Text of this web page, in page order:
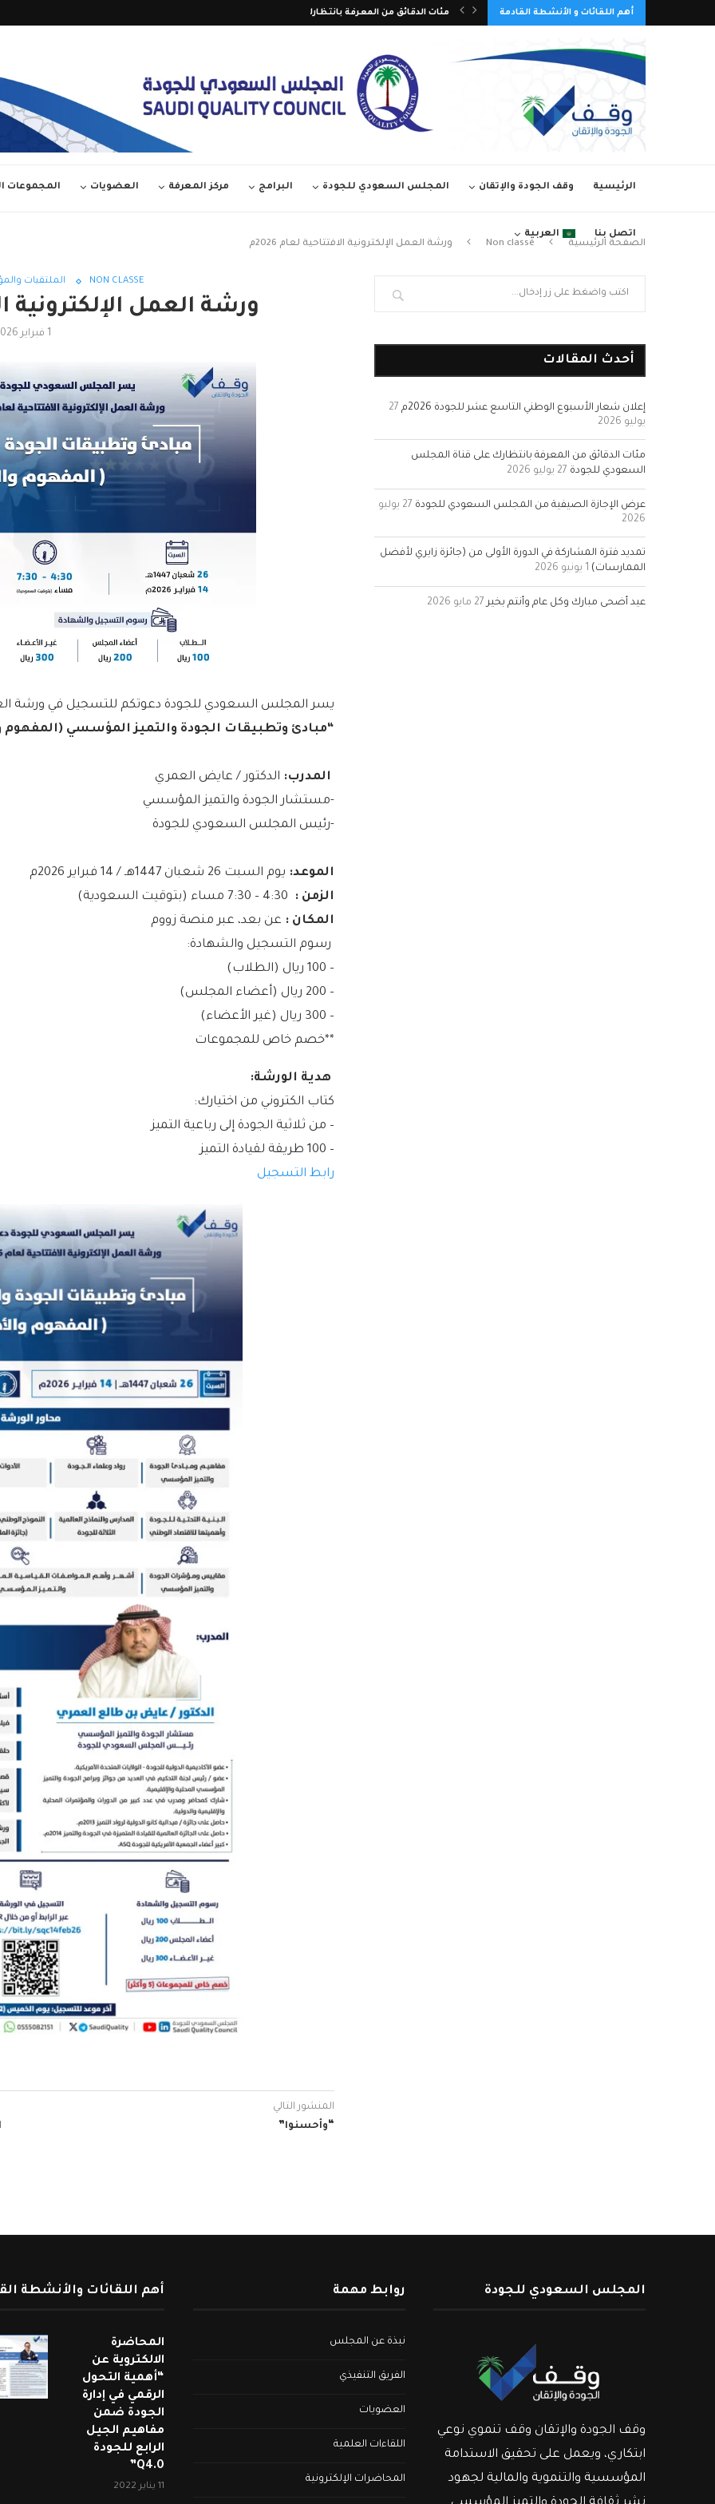
أهم اللقائات و الأنشطة القادمة مئات الدقائق من المعرفة بانتظارك على قناة المجلس...
الرئيسية وقف الجودة والإتقان المجلس السعودي للجودة البرامج مركز المعرفة العضويات المجموعات
اتصل بنا العربية
الصفحة الرئيسية Non classé ورشة العمل الإلكترونية الافتتاحية لعام 2026م
NON CLASSÉ الملتقيات
ورشة العمل الإلكترونية
1 فبراير 2026
يسر المجلس السعودي للجودة دعوتكم للتسجيل في ورشة العمل
“مبادئ وتطبيقات الجودة والتميز المؤسسي (المفهوم
المدرب: الدكتور / عايض العمري
-مستشار الجودة والتميز المؤسسي
-رئيس المجلس السعودي للجودة
الموعد: يوم السبت 26 شعبان 1447هـ / 14 فبراير 2026م
الزمن :
المكان : عن بعد، عبر منصة زووم
رسوم التسجيل والشهادة:
– 100 ريال (الطلاب)
– 200 ريال (أعضاء المجلس)
– 300 ريال (غير الأعضاء)
**خصم خاص للمجموعات
هدية الورشة:
كتاب الكتروني من اختيارك:
– من ثلاثية الجودة إلى رباعية التميز
– 100 طريقة لقيادة التميز
رابط التسجيل
المنشور التالي
“وأحسنوا”
أحدث المقالات
إعلان شعار الأسبوع الوطني التاسع عشر للجودة 2026م
27
يوليو 2026
مئات الدقائق من المعرفة بانتظارك على قناة المجلس
السعودي للجودة 27 يوليو 2026
عرض الإجازة الصيفية من المجلس السعودي للجودة
27 يوليو
2026
تمديد فترة المشاركة في الدورة الأولى من (جائزة زايري لأفضل
الممارسات) 1 يونيو 2026
عيد أضحى مبارك وكل عام وأنتم بخير 27 مايو 2026
المجلس السعودي للجودة
وقف الجودة والإتقان وقف تنموي نوعي
ابتكاري، ويعمل على تحقيق الاستدامة
المؤسسية والتنموية والمالية لجهود
روابط مهمة
نبذة عن المجلس
الفريق التنفيذي
العضويات
اللقاءات العلمية
المحاضرات الإلكترونية
أهم اللقائات والأنشطة
المحاضرة
الالكتروية عن
“أهمية التحول
الرقمي في إدارة
الجودة ضمن
مفاهيم الجيل
الرابع للجودة
Q4.0”
11 يناير 2022